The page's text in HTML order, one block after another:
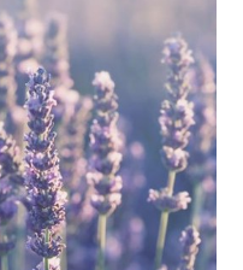
もあり落ち着いた香
着かせてくれます。